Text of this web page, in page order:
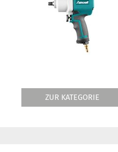
ZUR KATEGORIE